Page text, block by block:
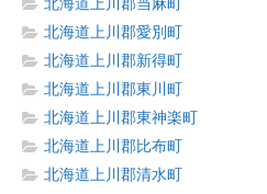
北海道上川郡当麻町
北海道上川郡愛別町
北海道上川郡新得町
北海道上川郡東川町
北海道上川郡東神楽町
北海道上川郡比布町
北海道上川郡清水町